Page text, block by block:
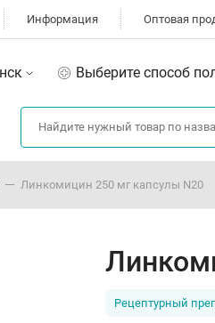
Информация Оптовая
Выберите способ
Линкомицин 250 мг капсулы N20
Рецептурный